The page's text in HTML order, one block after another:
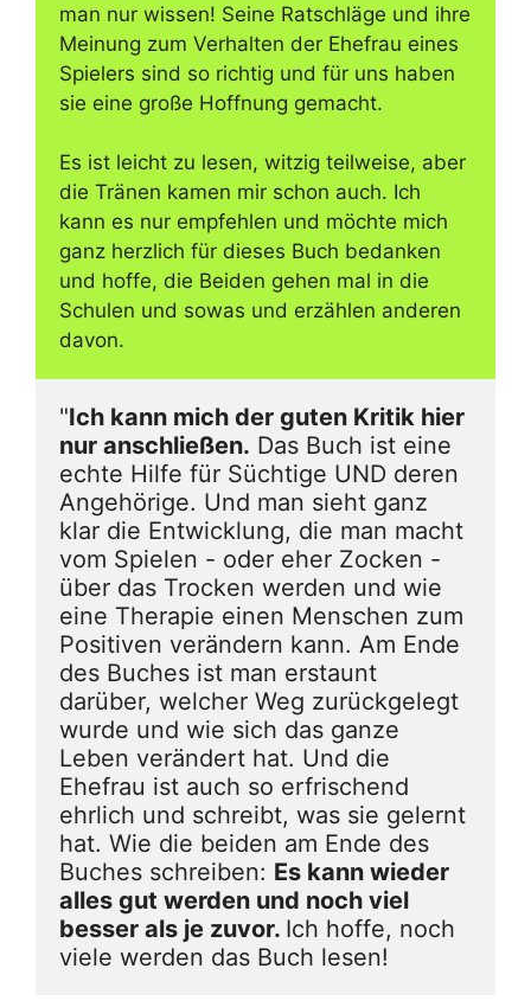
man nur wissen! Seine Ratschläge und ihre
Meinung zum Verhalten der Ehefrau eines
Spielers sind so richtig und für uns haben
sie eine große Hoffnung gemacht.
Es ist leicht zu lesen, witzig teilweise, aber
die Tränen kamen mir schon auch. Ich
kann es nur empfehlen und möchte mich
ganz herzlich für dieses Buch bedanken
und hoffe, die Beiden gehen mal in die
Schulen und sowas und erzählen anderen
davon.
"Ich kann mich der guten Kritik hier
nur anschließen. Das Buch ist eine
echte Hilfe für Süchtige UND deren
Angehörige. Und man sieht ganz
klar die Entwicklung, die man macht
vom Spielen - oder eher Zocken -
über das Trocken werden und wie
eine Therapie einen Menschen zum
Positiven verändern kann. Am Ende
des Buches ist man erstaunt
darüber, welcher Weg zurückgelegt
wurde und wie sich das ganze
Leben verändert hat. Und die
Ehefrau ist auch so erfrischend
ehrlich und schreibt, was sie gelernt
hat. Wie die beiden am Ende des
Buches schreiben: Es kann wieder
alles gut werden und noch viel
besser als je zuvor. Ich hoffe, noch
viele werden das Buch lesen!